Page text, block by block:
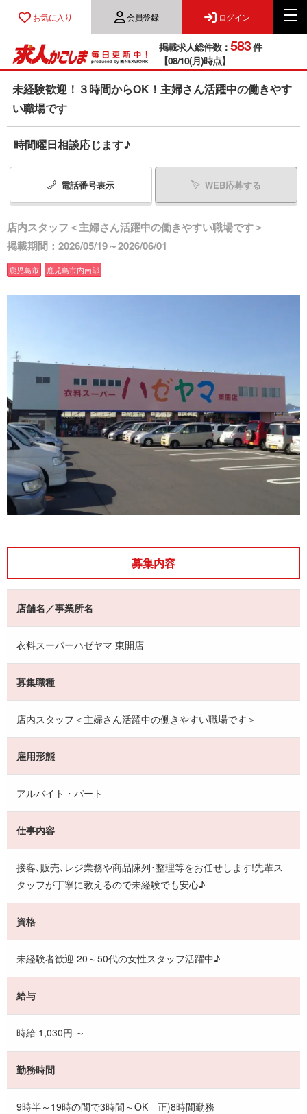
お気に入り 会員登録 ログイン
掲載求人総件数： 583件
【08/10(月)時点】
未経験歓迎！３時間からOK！主婦さん活躍中の働きやす
い職場です
時間曜日相談応じます♪
電話番号表示 WEB応募する
店内スタッフ＜主婦さん活躍中の働きやすい職場です＞
掲載期間：2026/05/19～2026/06/01
鹿児島市 鹿児島市内南部
募集内容
店舗名／事業所名
衣料スーパーハゼヤマ 東開店
募集職種
店内スタッフ＜主婦さん活躍中の働きやすい職場です＞
雇用形態
アルバイト・パート
仕事内容
接客､販売､レジ業務や商品陳列･整理等をお任せします!先輩ス
タッフが丁寧に教えるので未経験でも安心♪
資格
未経験者歓迎 20～50代の女性スタッフ活躍中♪
給与
時給 1,030円 ～
勤務時間
9時半～19時の間で3時間～OK 正)8時間勤務